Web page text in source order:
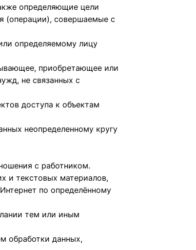
определяющие цели
(операции), совершаемые с
определяемому лицу
приобретающее или
не связанных с
доступа к объектам
неопределенному кругу
с работником.
и текстовых материалов,
по определённому
тем или иным
обработки данных,